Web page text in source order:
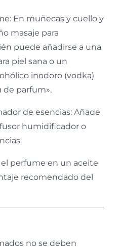
En muñecas y cuello y
masaje para
puede añadirse a una
piel sana o un
inodoro (vodka)
de parfum».
de esencias: Añade
humidificador o
el perfume en un aceite
recomendado del
no se deben